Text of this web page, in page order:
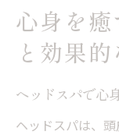
説
ドライヘッ
徹底解説
ドラ
心身を
と効果
ヘッドスパで心
ヘッドスパは、